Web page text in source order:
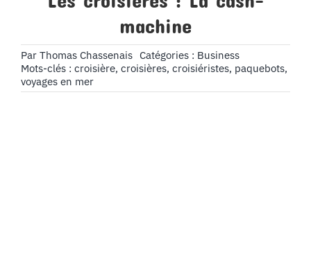
machine
Par Thomas Chassenais Catégories : Business
Mots-clés : croisière, croisières, croisiéristes, paquebots,
voyages en mer